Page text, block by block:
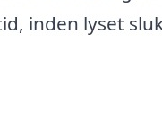
inden lyset